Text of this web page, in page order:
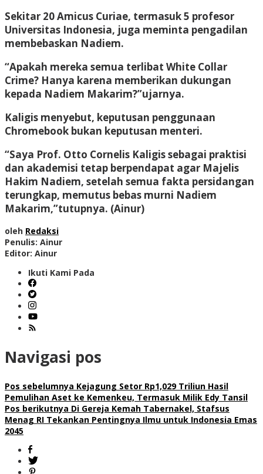
Sekitar 20 Amicus Curiae, termasuk 5 profesor
Universitas Indonesia, juga meminta pengadilan
membebaskan Nadiem.
“Apakah mereka semua terlibat White Collar
Crime? Hanya karena memberikan dukungan
kepada Nadiem Makarim?”ujarnya.
Kaligis menyebut, keputusan penggunaan
Chromebook bukan keputusan menteri.
“Saya Prof. Otto Cornelis Kaligis sebagai praktisi
dan akademisi tetap berpendapat agar Majelis
Hakim Nadiem, setelah semua fakta persidangan
terungkap, memutus bebas murni Nadiem
Makarim,”tutupnya. (Ainur)
oleh Redaksi
Penulis: Ainur
Editor: Ainur
Ikuti Kami Pada
Navigasi pos
Pos sebelumnya Kejagung Setor Rp1,029 Triliun Hasil
Pemulihan Aset ke Kemenkeu, Termasuk Milik Edy Tansil
Pos berikutnya Di Gereja Kemah Tabernakel, Stafsus
Menag RI Tekankan Pentingnya Ilmu untuk Indonesia Emas
2045